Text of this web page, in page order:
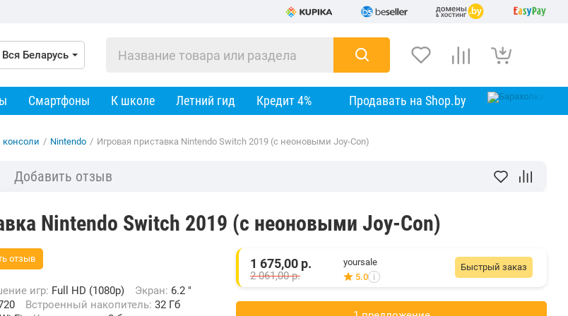
Вся Беларусь
Смартфоны К школе Летний гид Кредит 4% Продавать на Shop.by
консоли / Nintendo / Игровая приставка Nintendo Switch 2019 (с неоновыми Joy-Con)
Добавить отзыв
Nintendo Switch 2019 (с неоновыми Joy-Con)
отзыв
игр: Full HD (1080p) Экран: 6.2 "
Встроенный накопитель: 32 Гб
Быстрый заказ
1 675,00 р.
2 061,00р.
yoursale
5.0 i